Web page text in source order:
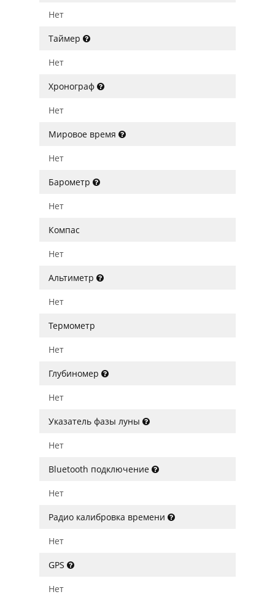
Нет
Таймер
Нет
Хронограф
Нет
Мировое время
Нет
Барометр
Нет
Компас
Нет
Альтиметр
Нет
Термометр
Нет
Глубиномер
Нет
Указатель фазы луны
Нет
Bluetooth подключение
Нет
Радио калибровка времени
Нет
GPS
Нет